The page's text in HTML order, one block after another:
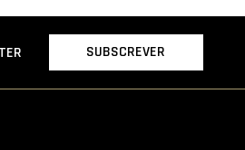
SUBSCREVER